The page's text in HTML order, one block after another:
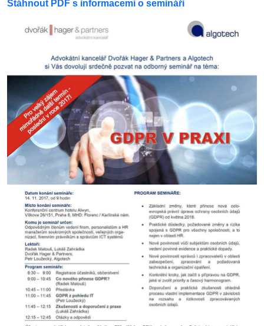
Stáhnout PDF s informacemi o semináři